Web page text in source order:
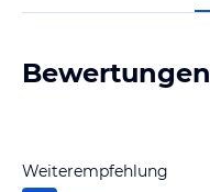
Bewertungen
Weiterempfehlung